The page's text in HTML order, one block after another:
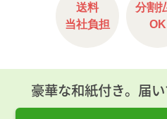
送料
当社負担
分割
OK
豪華な和紙付き。届